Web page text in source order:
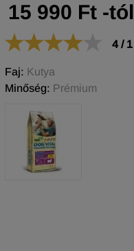
15 990 Ft -tól
4/ 1
Faj: Kutya
Minőség: Prémium